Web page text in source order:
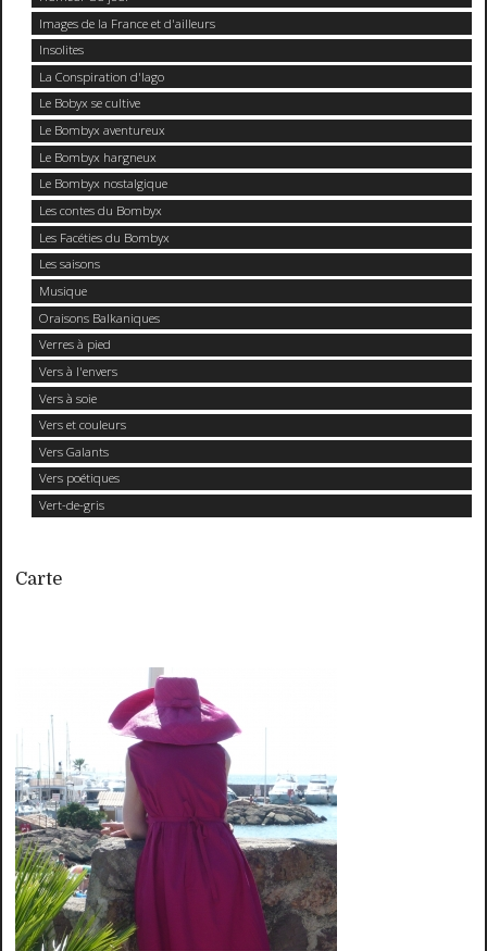
Images de la France et d'ailleurs
Insolites
La Conspiration d'Iago
Le Bobyx se cultive
Le Bombyx aventureux
Le Bombyx hargneux
Le Bombyx nostalgique
Les contes du Bombyx
Les Facéties du Bombyx
Les saisons
Musique
Oraisons Balkaniques
Verres à pied
Vers à l'envers
Vers à soie
Vers et couleurs
Vers Galants
Vers poétiques
Vert-de-gris
Carte